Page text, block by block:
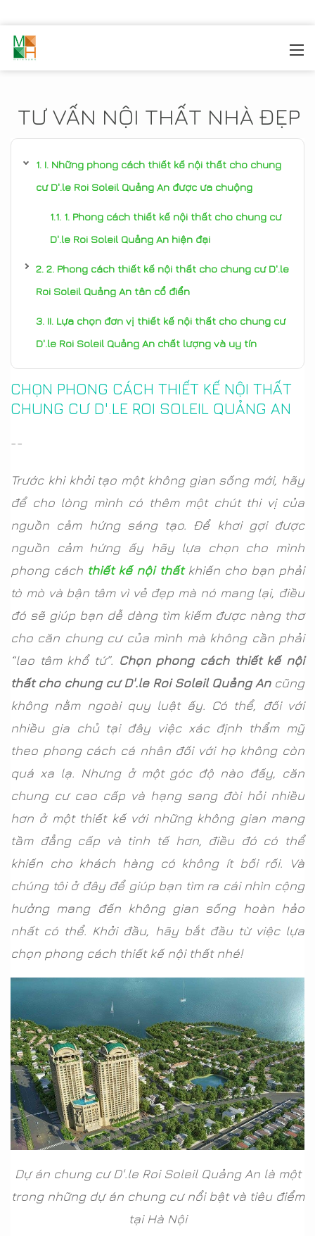
TƯ VẤN NỘI THẤT NHÀ ĐẸP
I. Những phong cách thiết kế nội thất cho chung
cư D'.le Roi Soleil Quảng An được ưa chuộng
1. Phong cách thiết kế nội thất cho chung cư
D'.le Roi Soleil Quảng An hiện đại
2. Phong cách thiết kế nội thất cho chung cư D'.le
Roi Soleil Quảng An tân cổ điển
II. Lựa chọn đơn vị thiết kế nội thất cho chung cư
D'.le Roi Soleil Quảng An chất lượng và uy tín
CHỌN PHONG CÁCH THIẾT KẾ NỘI THẤT
CHUNG CƯ D'.LE ROI SOLEIL QUẢNG AN
--
Trước khi khởi tạo một không gian sống mới, hãy
để cho lòng mình có thêm một chút thi vị của
nguồn cảm hứng sáng tạo. Để khơi gợi được
nguồn cảm hứng ấy hãy lựa chọn cho mình
phong cách thiết kế nội thấtkhiến cho bạn phải
tò mò và bận tâm vì vẻ đẹp mà nó mang lại, điều
đó sẽ giúp bạn dễ dàng tìm kiếm được nàng thơ
cho căn chung cư của mình mà không cần phải
“lao tâm khổ tứ”. Chọn phong cách thiết kế nội
thất cho chung cư D'.le Roi Soleil Quảng Ancũng
không nằm ngoài quy luật ấy. Có thể, đối với
nhiều gia chủ tại đây việc xác định thẩm mỹ
theo phong cách cá nhân đối với họ không còn
quá xa lạ. Nhưng ở một góc độ nào đấy, căn
chung cư cao cấp và hạng sang đòi hỏi nhiều
hơn ở một thiết kế với những không gian mang
tầm đẳng cấp và tinh tế hơn, điều đó có thể
khiến cho khách hàng có không ít bối rối. Và
chúng tôi ở đây để giúp bạn tìm ra cái nhìn cộng
hưởng mang đến không gian sống hoàn hảo
nhất có thể. Khởi đầu, hãy bắt đầu từ việc lựa
chọn phong cách thiết kế nội thất nhé!
Dự án chung cư D'.le Roi Soleil Quảng An là một
trong những dự án chung cư nổi bật và tiêu điểm
tại Hà Nội